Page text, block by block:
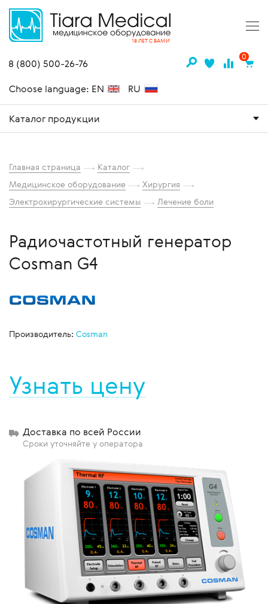
18 ЛЕТ С ВАМИ
8 (800) 500-26-76
0
Choose language: EN RU
Каталог продукции
Главная страница
Каталог
Медицинское оборудование
Хирургия
Электрохирургические системы
Лечение боли
Радиочастотный генератор
Cosman G4
Производитель: Cosman
Узнать цену
Доставка по всей России
Сроки уточняйте у оператора